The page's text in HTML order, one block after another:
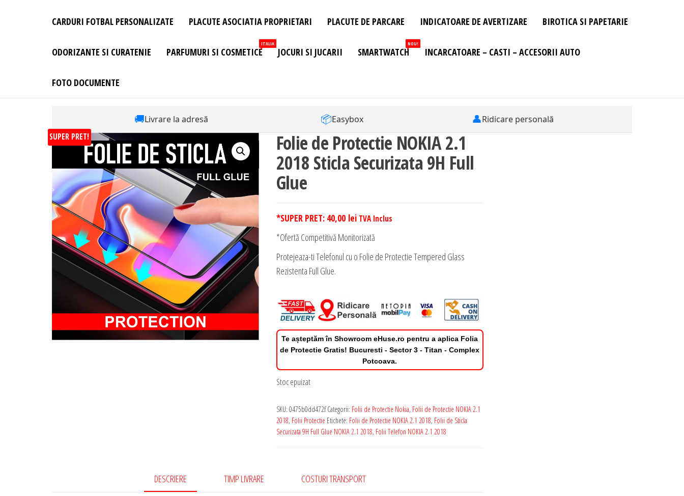
CARDURI FOTBAL PERSONALIZATE PLACUTE ASOCIATIA PROPRIETARI PLACUTE DE PARCARE INDICATOARE DE AVERTIZARE BIROTICA SI PAPETARIE
ODORIZANTE SI CURATENIE PARFUMURI SI COSMETICE
ITALIA
JOCURI SI JUCARII SMARTWATCH
NOU!
INCARCATOARE – CASTI – ACCESORII AUTO
FOTO DOCUMENTE
🚚Livrare la adresă 📦Easybox 👤Ridicare personală
SUPER PRET! Folie de Protectie NOKIA 2.1
2018 Sticla Securizata 9H Full
Glue
*SUPER PRET: 40,00 lei TVA Inclus
*Ofertă Competitivă Monitorizată
Protejeaza-ti Telefonul cu o Folie de Protectie Tempered Glass
Rezistenta Full Glue.
Te așteptăm în Showroom eHuse.ro pentru a aplica Folia
de Protectie Gratis! Bucuresti - Sector 3 - Titan - Complex
Potcoava.
Stoc epuizat
SKU: 0475b0dd472f Categorii: Folii de Protectie Nokia, Folii de Protectie NOKIA 2.1
2018, Folii Protectie Etichete: Folii de Protectie NOKIA 2.1 2018, Folii de Sticla
Securizata 9H Full Glue NOKIA 2.1 2018, Folii Telefon NOKIA 2.1 2018
DESCRIERE TIMP LIVRARE COSTURI TRANSPORT